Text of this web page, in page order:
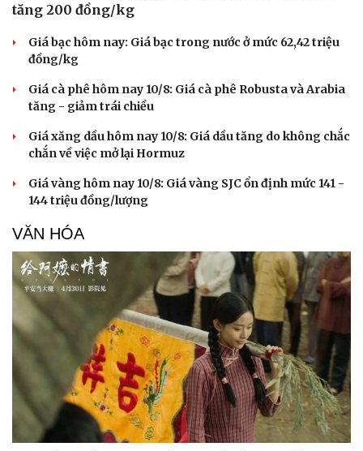
Văn hóa
Sân khấu - Điện ảnh
Văn học
Âm nhạc
Di sản
Giải trí
tăng 200 đồng/kg
Giá bạc hôm nay: Giá bạc trong nước ở mức 62,42 triệu
đồng/kg
Giá cà phê hôm nay 10/8: Giá cà phê Robusta và Arabia
tăng - giảm trái chiều
Giá xăng dầu hôm nay 10/8: Giá dầu tăng do không chắc
chắn về việc mở lại Hormuz
Giá vàng hôm nay 10/8: Giá vàng SJC ổn định mức 141 -
144 triệu đồng/lượng
VĂN HÓA